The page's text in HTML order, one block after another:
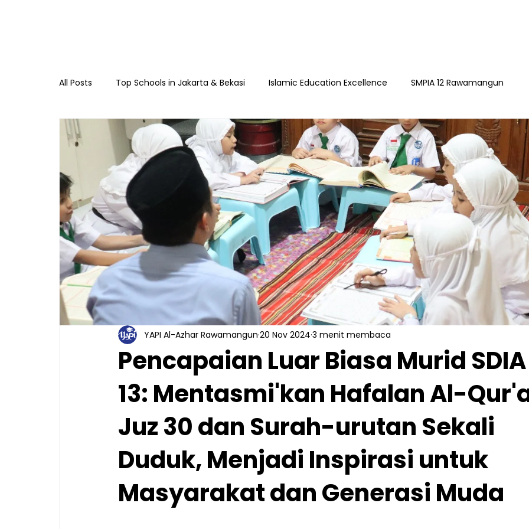
All Posts Top Schools in Jakarta & Bekasi Islamic Education Excellence SMPIA 12 Rawamangun
TKIA 13 Rawamangun SDIA 13 Rawamangun YAPI Playgroup Sakinah SMPIA 55
Raudhatul Athfal Sakinah SMAIA 33 Jatimakmur
Pencapaian Luar Biasa Murid SDIA
13: Mentasmi'kan Hafalan Al-
Juz 30 dan Surah-urutan Sekali
Duduk, Menjadi Inspirasi untuk
Masyarakat dan Generasi Muda
YAPI Al-Azhar Rawamangun 20 Nov 2024 3 menit membaca